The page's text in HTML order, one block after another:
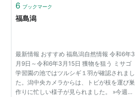
6 ブックマーク
福島潟
最新情報 おすすめ 福島潟自然情報 令和6年3
月9日～令和6年3月15日 獲物を狙う ミサゴ
学習園の池ではツルシギ１羽が確認されまし
た。潟中央カメラからは、トビが枝を運び巣
作りに忙しい様子が見られました。 »今週の